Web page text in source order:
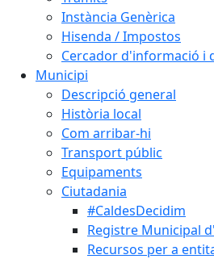
Instància Genèrica
Hisenda / Impostos
Cercador d'informació i
Municipi
Descripció general
Història local
Com arribar-hi
Transport públic
Equipaments
Ciutadania
#CaldesDecidim
Registre Municipal
Recursos per a